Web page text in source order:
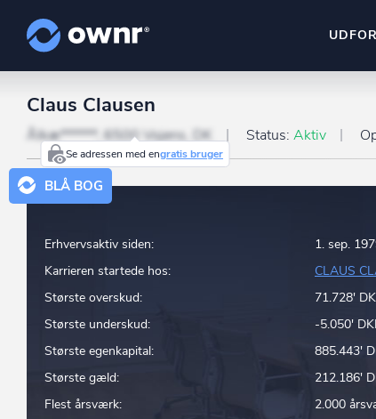
Hold dig opdateret
Sæt strøm til dit
ownr
Identificer
Claus Clausen
Ålkæ******, 6500 Vojens, DK
Se adressen med engratis bruger
Status: Aktiv
BLÅ BOG
Erhvervsaktiv siden: 1. sep.
Karrieren startede hos:
CLAUS
Største overskud:
71.728'
Største underskud:
-5.050'
Største egenkapital:
885.443'
Største gæld:
212.186'
Flest årsværk:
2.000